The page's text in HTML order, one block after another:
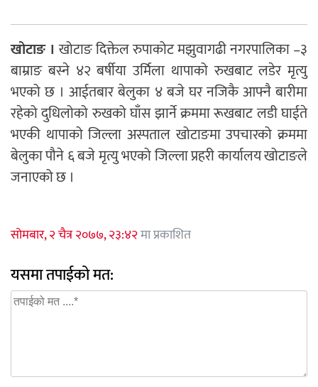
खोटाङ । खोटाङ दिक्तेल रुपाकोट मझुवागढी नगरपालिका –३
बाम्राङ बस्ने ४२ बर्षीया उर्मिला थापाको रुखबाट लडेर मृत्यु
भएको छ । आईतबार बेलुका ४ बजे घर नजिकै आफ्नै बारीमा
रहेको दुधिलोको रुखको घाँस झार्ने क्रममा रूखबाट लडी घाईते
भएकी थापाको जिल्ला अस्पताल खोटाङमा उपचारको क्रममा
बेलुका पौने ६ बजे मृत्यु भएको जिल्ला प्रहरी कार्यालय खोटाङले
जनाएको छ ।
सोमबार, २ चैत्र २०७७, २३:४२मा प्रकाशित
यसमा तपाईको मत: